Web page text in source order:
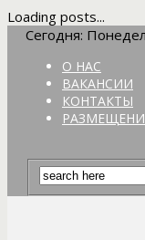
Loading posts...
Сегодня:
О НАС
ВАКАНСИИ
КОНТАКТЫ